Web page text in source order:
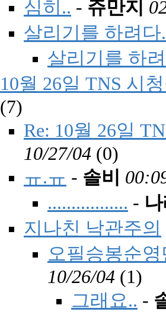
심히.. - 쥬만지
살리기를 하려다
살리기를 하
10월 26일 TNS 시
(7)
Re: 10월 26일
10/27/04 (0)
ㅠ.ㅠ - 솔비
................. -
지나친 낙관주의
오필승봉순
10/26/04 (1)
그래요.. -